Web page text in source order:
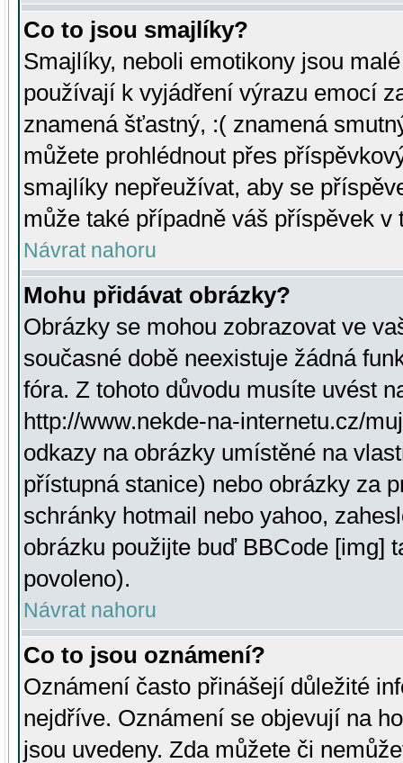
Co to jsou smajlíky?
Smajlíky, neboli emotikony jsou
používají k vyjádření výrazu emocí
znamená šťastný, :( znamená
můžete prohlédnout přes
smajlíky nepřeužívat, aby se
může také případně váš příspěvek v
Návrat nahoru
Mohu přidávat obrázky?
Obrázky se mohou zobrazovat ve
současné době neexistuje žádná
fóra. Z tohoto důvodu musíte uvést
http://www.nekde-na-internetu.cz/
odkazy na obrázky umístěné na
přístupná stanice) nebo obrázky za
schránky hotmail nebo yahoo,
obrázku použijte buď BBCode [img]
povoleno).
Návrat nahoru
Co to jsou oznámení?
Oznámení často přinášejí důležité
nejdříve. Oznámení se objevují na
jsou uvedeny. Zda můžete či